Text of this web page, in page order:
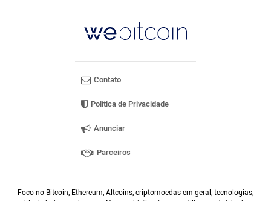
Contato
Política de Privacidade
Anunciar
Parceiros
Foco no Bitcoin, Ethereum, Altcoins, criptomoedas em geral, tecnologias,